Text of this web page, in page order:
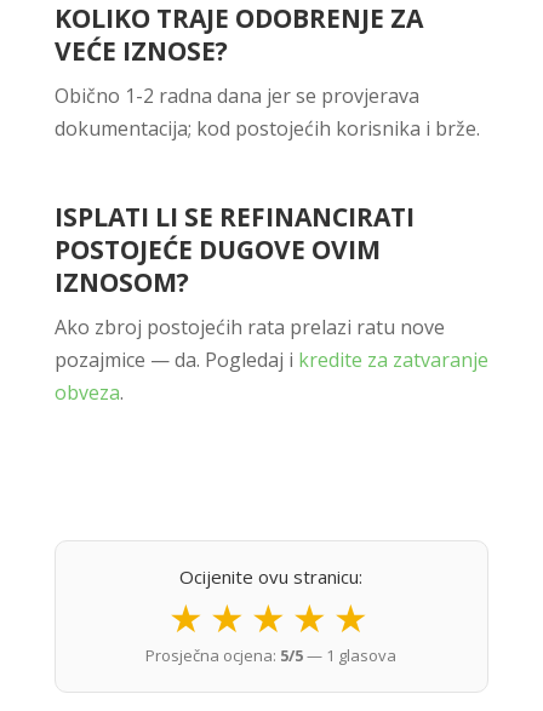
KOLIKO TRAJE ODOBRENJE ZA
VEĆE IZNOSE?
Obično 1-2 radna dana jer se provjerava
dokumentacija; kod postojećih korisnika i brže.
ISPLATI LI SE REFINANCIRATI
POSTOJEĆE DUGOVE OVIM
IZNOSOM?
Ako zbroj postojećih rata prelazi ratu nove
pozajmice — da. Pogledaj i kredite za zatvaranje
obveza.
Ocijenite ovu stranicu:
★ ★ ★ ★ ★
Prosječna ocjena: 5/5— 1 glasova